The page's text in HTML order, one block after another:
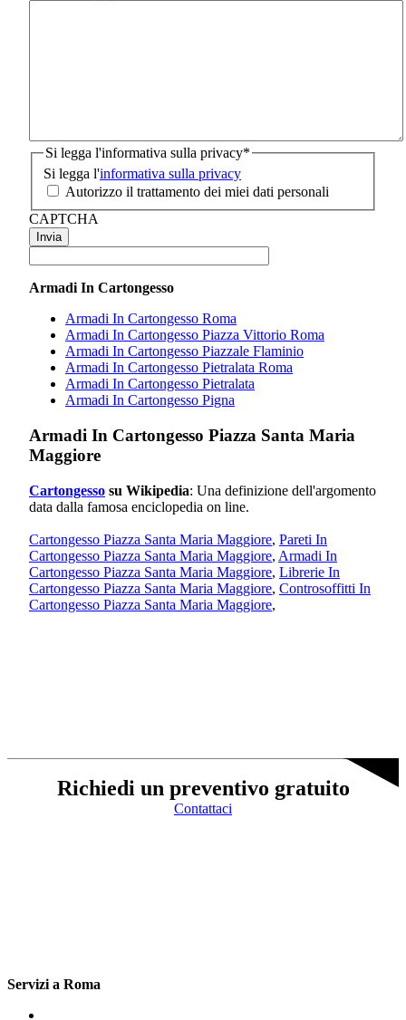
Si legga l'informativa sulla privacy*
Si legga l'informativa sulla privacy
Autorizzo il trattamento dei miei dati personali
CAPTCHA
Armadi In Cartongesso
Armadi In Cartongesso Roma
Armadi In Cartongesso Piazza Vittorio Roma
Armadi In Cartongesso Piazzale Flaminio
Armadi In Cartongesso Pietralata Roma
Armadi In Cartongesso Pietralata
Armadi In Cartongesso Pigna
Armadi In Cartongesso Piazza Santa Maria
Maggiore
Cartongesso su Wikipedia: Una definizione dell'argomento
data dalla famosa enciclopedia on line.
Cartongesso Piazza Santa Maria Maggiore, Pareti In
Cartongesso Piazza Santa Maria Maggiore, Armadi In
Cartongesso Piazza Santa Maria Maggiore, Librerie In
Cartongesso Piazza Santa Maria Maggiore, Controsoffitti In
Cartongesso Piazza Santa Maria Maggiore,
Richiedi un preventivo gratuito
Contattaci
Servizi a Roma